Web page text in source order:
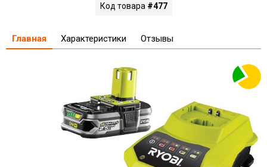
Код товара #477
Главная Характеристики Отзывы